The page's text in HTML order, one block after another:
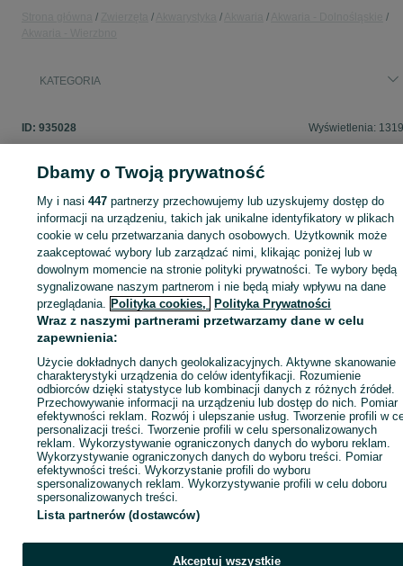
KATEGORIA
ID: 935028 Wyświetlenia:
Zaloguj się lub załóż konto na OLX, aby skontaktować się z
sprzedającym
Zaloguj się / Załóż konto
Zadzwoń / SMS Wyślij wiadomość
Dbamy o Twoją prywatność
My i nasi447 partnerzy przechowujemy lub uzyskujemy dostęp do
informacji na urządzeniu, takich jak unikalne identyfikatory w plikach
cookie w celu przetwarzania danych osobowych. Użytkownik może
zaakceptować wybory lub zarządzać nimi, klikając poniżej lub w
dowolnym momencie na stronie polityki prywatności. Te wybory będą
sygnalizowane naszym partnerom i nie będą miały wpływu na dane
przeglądania. Polityka cookies, Polityka Prywatności
Wraz z naszymi partnerami przetwarzamy dane w celu
zapewnienia:
Użycie dokładnych danych geolokalizacyjnych. Aktywne skanowanie
charakterystyki urządzenia do celów identyfikacji. Rozumienie
odbiorców dzięki statystyce lub kombinacji danych z różnych źródeł.
Przechowywanie informacji na urządzeniu lub dostęp do nich. Pomiar
efektywności reklam. Rozwój i ulepszanie usług. Tworzenie profili w
personalizacji treści. Tworzenie profili w celu spersonalizowanych
reklam. Wykorzystywanie ograniczonych danych do wyboru reklam.
Wykorzystywanie ograniczonych danych do wyboru treści. Pomiar
efektywności treści. Wykorzystanie profili do wyboru
spersonalizowanych reklam. Wykorzystywanie profili w celu doboru
spersonalizowanych treści.
Lista partnerów (dostawców)
Akceptuj wszystkie